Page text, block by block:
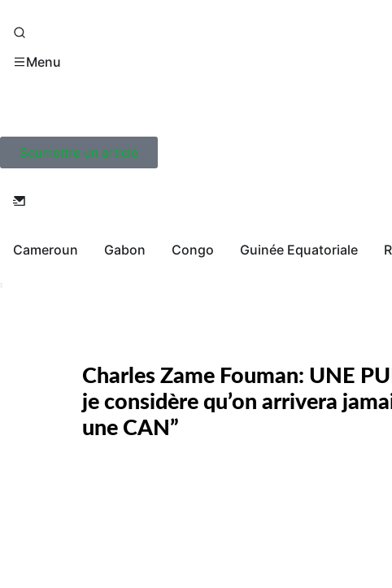
Menu
Soumettre un article
Cameroun Gabon Congo Guinée Equatoriale
Charles Zame Fouman: UNE
je considère qu’on arrivera
une CAN”